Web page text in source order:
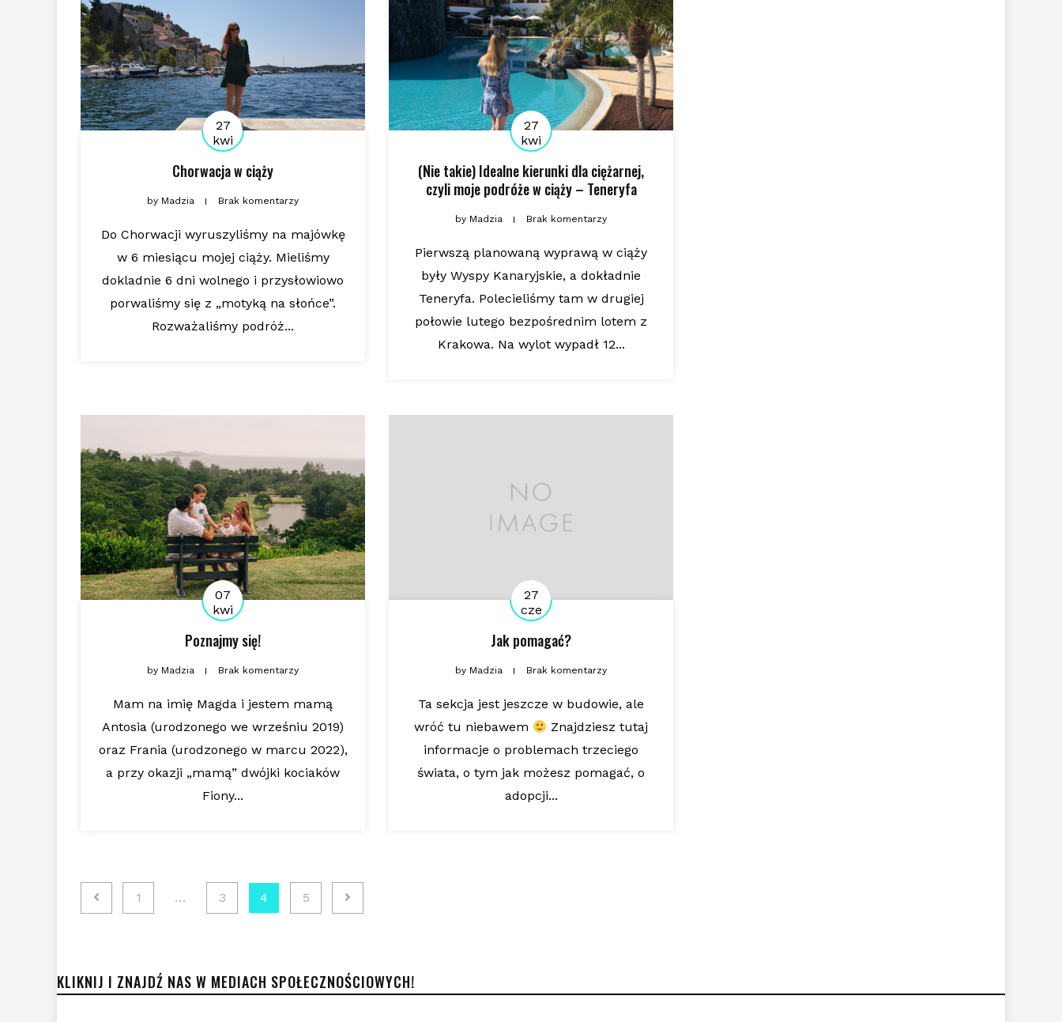
27
kwi
Chorwacja w ciąży
by Madzia Brak komentarzy
Do Chorwacji wyruszyliśmy na majówkę
w 6 miesiącu mojej ciąży. Mieliśmy
dokladnie 6 dni wolnego i przysłowiowo
porwaliśmy się z „motyką na słońce”.
Rozważaliśmy podróż...
27
kwi
(Nie takie) Idealne kierunki dla ciężarnej,
czyli moje podróże w ciąży – Teneryfa
by Madzia Brak komentarzy
Pierwszą planowaną wyprawą w ciąży
były Wyspy Kanaryjskie, a dokładnie
Teneryfa. Polecieliśmy tam w drugiej
połowie lutego bezpośrednim lotem z
Krakowa. Na wylot wypadł 12...
07
kwi
Poznajmy się!
by Madzia Brak komentarzy
Mam na imię Magda i jestem mamą
Antosia (urodzonego we wrześniu 2019)
oraz Frania (urodzonego w marcu 2022),
a przy okazji „mamą” dwójki kociaków
Fiony...
27
cze
Jak pomagać?
by Madzia Brak komentarzy
Ta sekcja jest jeszcze w budowie, ale
wróć tu niebawem
Znajdziesz tutaj
informacje o problemach trzeciego
świata, o tym jak możesz pomagać, o
adopcji...
Nawigacja
1 … 3 4 5
KLIKNIJ I ZNAJDŹ NAS W MEDIACH SPOŁECZNOŚCIOWYCH!